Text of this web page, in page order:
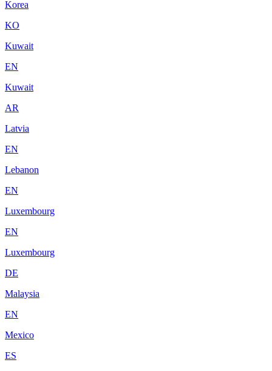
Korea
KO
Kuwait
EN
Kuwait
AR
Latvia
EN
Lebanon
EN
Luxembourg
EN
Luxembourg
DE
Malaysia
EN
Mexico
ES